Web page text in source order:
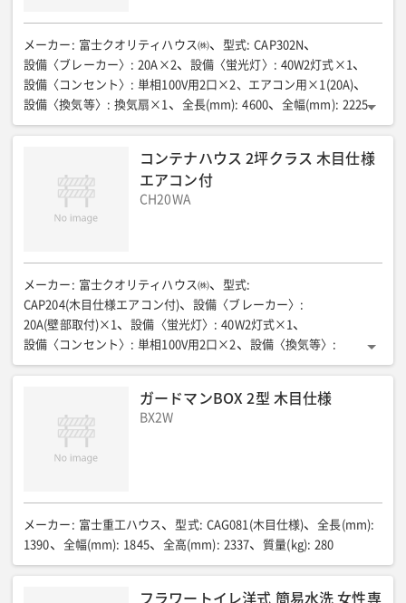
メーカー : 富士クオリティハウス㈱ 型式: CAP302N
設備〈ブレーカー〉 : 20A×2 設備〈蛍光灯〉 : 40W2灯式×1
設備〈コンセント〉 : 単相100V用2口×2、エアコン用×1(20A)
設備〈換気等〉 : 換気扇×1 全長(mm): 4600 全幅(mm): 2225
全高(mm): 2455 室内高(mm): 2140 床面積(㎡): 9.9(3.0坪)
コンテナハウス 2坪クラス 木目仕様
エアコン付
CH20WA
メーカー : 富士クオリティハウス㈱ 型式:
CAP204(木目仕様エアコン付)
設備〈ブレーカー〉 :
20A(壁部取付)×1
設備〈蛍光灯〉 : 40W2灯式×1
設備〈コンセント〉 : 単相100V用2口×2 設備〈換気等〉 :
換気扇×1
全長(mm): 3210 全幅(mm): 2250 全高(mm):
床パネル耐荷重(N/㎡{kgf/㎡}): 180{-} 質量(kg): 800+エアコン重量
ガードマンBOX 2型 木目仕様
BX2W
メーカー : 富士重工ハウス 型式: CAG081(木目仕様) 全長(mm):
1390
全幅(mm): 1845 全高(mm): 2337 質量(kg): 280
フラワートイレ洋式 簡易水洗 女性専